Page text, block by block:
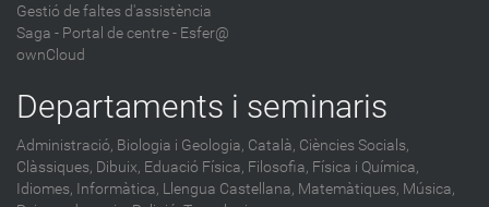
Gestió de faltes d'assistència
Saga - Portal de centre - Esfer@
ownCloud
Departaments i seminaris
Administració, Biologia i Geologia, Català, Ciències Socials,
Clàssiques, Dibuix, Eduació Física, Filosofia, Física i Química,
Idiomes, Informàtica, Llengua Castellana, Matemàtiques, Música,